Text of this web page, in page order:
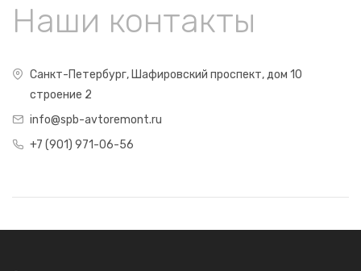
Наши контакты
Санкт-Петербург, Шафировский проспект, дом 10
строение 2
info@spb-avtoremont.ru
+7 (901) 971-06-56